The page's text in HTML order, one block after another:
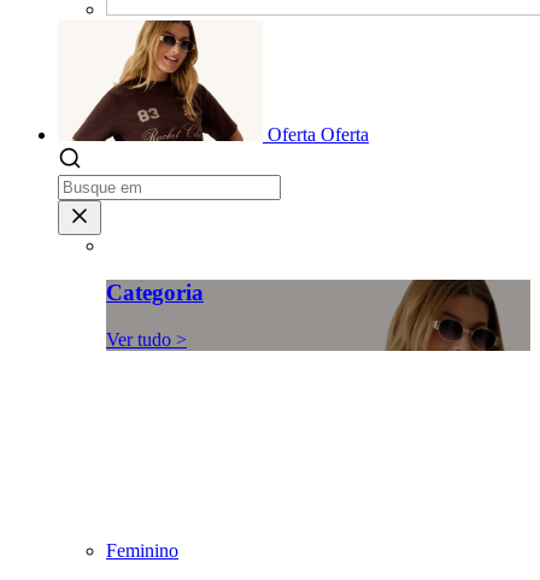
Oferta Oferta
Categoria
Ver tudo >
Feminino